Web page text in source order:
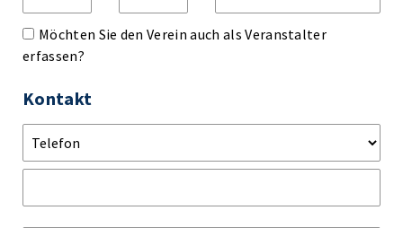
Möchten Sie den Verein auch als Veranstalter
erfassen?
Kontakt